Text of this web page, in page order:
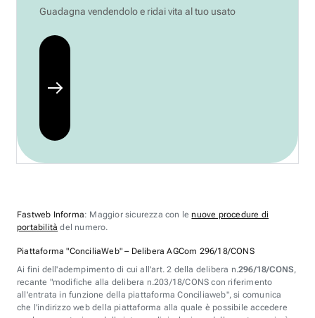
Guadagna vendendolo e ridai vita al tuo usato
Fastweb Informa: Maggior sicurezza con lenuove procedure di
portabilità del numero.
Piattaforma "ConciliaWeb" – Delibera AGCom 296/18/CONS
Ai fini dell'adempimento di cui all'art. 2 della delibera n.296/18/CONS,
recante "modifiche alla delibera n.203/18/CONS con riferimento
all'entrata in funzione della piattaforma Conciliaweb", si comunica
che l'indirizzo web della piattaforma alla quale è possibile accedere